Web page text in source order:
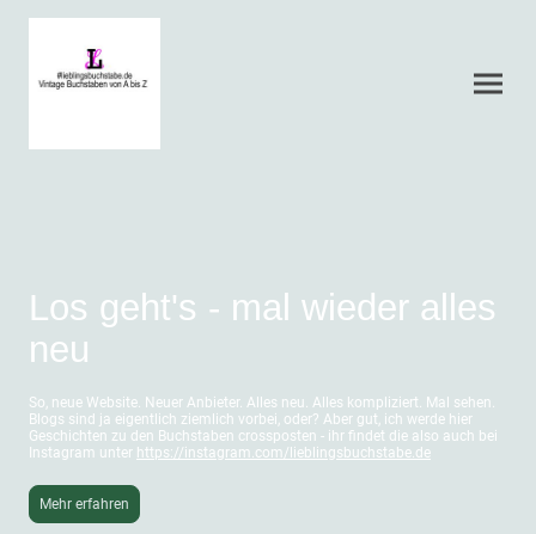
Los geht's - mal wieder alles
neu
So, neue Website. Neuer Anbieter. Alles neu. Alles kompliziert. Mal sehen.
Blogs sind ja eigentlich ziemlich vorbei, oder? Aber gut, ich werde hier
Geschichten zu den Buchstaben crossposten - ihr findet die also auch bei
Instagram unter https://instagram.com/lieblingsbuchstabe.de
Mehr erfahren